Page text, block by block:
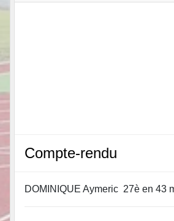
Compte-rendu
DOMINIQUE Aymeric 27è en 43